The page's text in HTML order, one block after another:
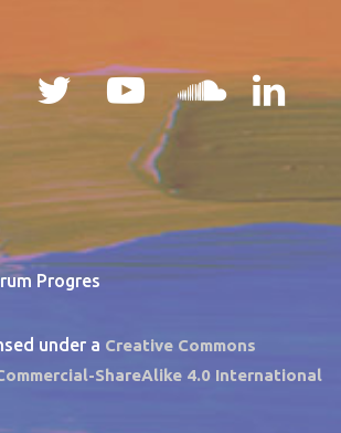
Progres
under a Creative Commons
ShareAlike 4.0 International